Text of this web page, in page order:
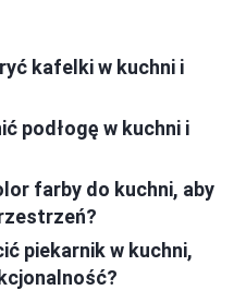
kafelki w kuchni i
podłogę w kuchni i
farby do kuchni, aby
piekarnik w kuchni,